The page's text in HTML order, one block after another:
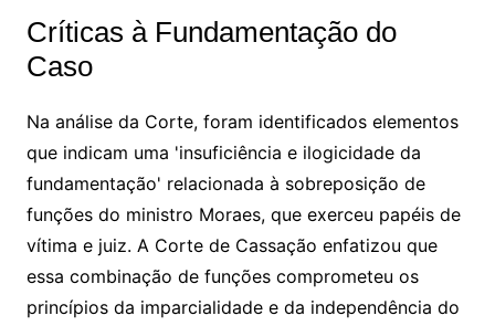
Críticas à Fundamentação do
Caso
Na análise da Corte, foram identificados elementos
que indicam uma 'insuficiência e ilogicidade da
fundamentação' relacionada à sobreposição de
funções do ministro Moraes, que exerceu papéis de
vítima e juiz. A Corte de Cassação enfatizou que
essa combinação de funções comprometeu os
princípios da imparcialidade e da independência do